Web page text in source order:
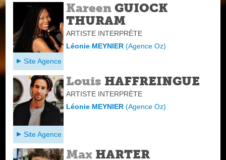
Kareen GUIOCK
THURAM
ARTISTE INTERPRÈTE
Léonie MEYNIER(Agence Oz)
Site Agence
Louis HAFFREINGUE
ARTISTE INTERPRÈTE
Léonie MEYNIER(Agence Oz)
Site Agence
Max HARTER